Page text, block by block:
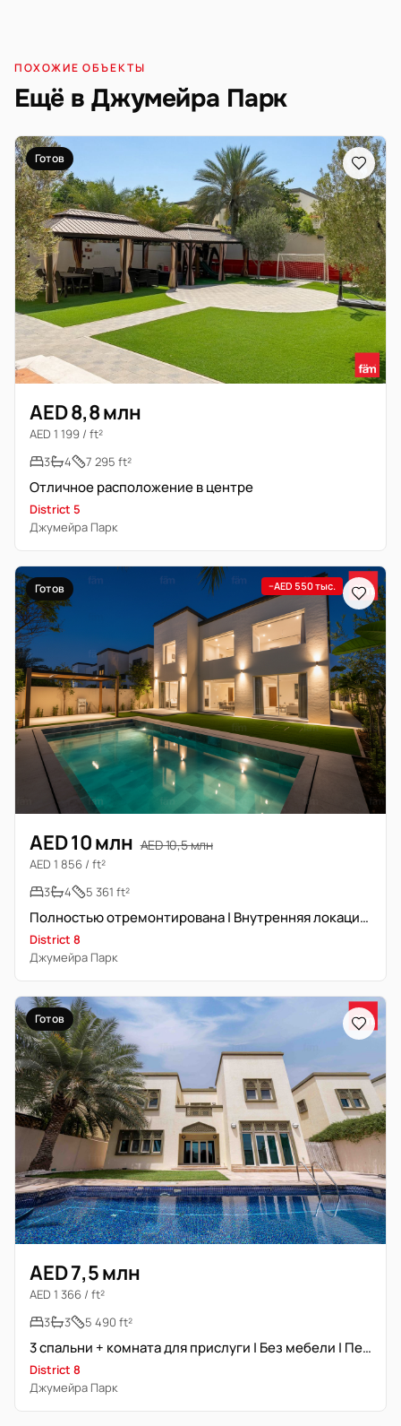
ПОХОЖИЕ ОБЪЕКТЫ
Ещё в Джумейра Парк
Готов
AED 8,8 млн
AED 1 199 / ft²
3
4 7 295 ft²
Отличное расположение в центре
District 5
Джумейра Парк
Готов −AED 550 тыс.
AED 10 млн AED 10,5 млн
AED 1 856 / ft²
3
4 5 361 ft²
Полностью отремонтирована | Внутренняя локация | Готово к заселению
District 8
Джумейра Парк
Готов
AED 7,5 млн
AED 1 366 / ft²
3
3 5 490 ft²
3 спальни + комната для прислуги | Без мебели | Первый ряд
District 8
Джумейра Парк